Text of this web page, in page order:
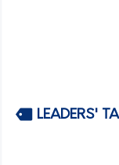
LEADERS'